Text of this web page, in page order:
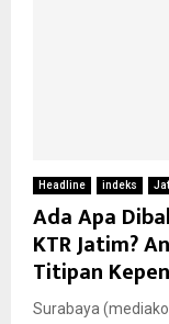
Headline indeks
Ada Apa
KTR Jatim?
Titipan
Surabaya